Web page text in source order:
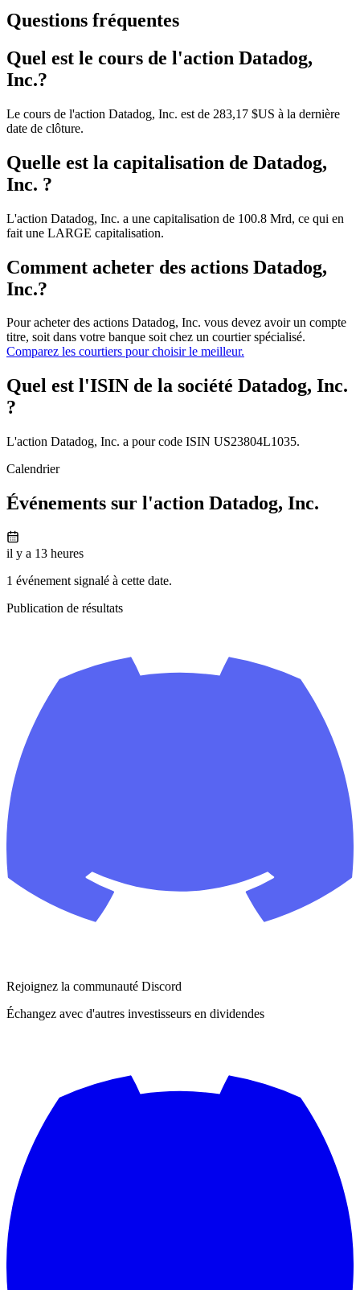
Questions fréquentes
Quel est le cours de l'action Datadog,
Inc.?
Le cours de l'action Datadog, Inc. est de 283,17 $US à la dernière
date de clôture.
Quelle est la capitalisation de Datadog,
Inc. ?
L'action Datadog, Inc. a une capitalisation de 100.8 Mrd, ce qui en
fait une LARGE capitalisation.
Comment acheter des actions Datadog,
Inc.?
Pour acheter des actions Datadog, Inc. vous devez avoir un compte
titre, soit dans votre banque soit chez un courtier spécialisé.
Comparez les courtiers pour choisir le meilleur.
Quel est l'ISIN de la société Datadog, Inc.
?
L'action Datadog, Inc. a pour code ISIN US23804L1035.
Calendrier
Événements sur l'action Datadog, Inc.
il y a 13 heures
1 événement signalé à cette date.
Publication de résultats
Rejoignez la communauté Discord
Échangez avec d'autres investisseurs en dividendes